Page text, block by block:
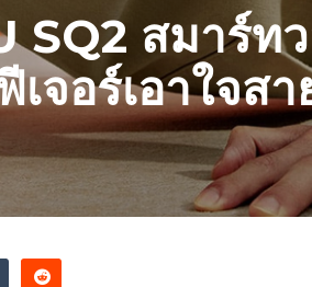
SQ2 สมาร์
จอร์เอาใจส